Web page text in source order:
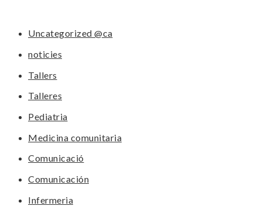
Uncategorized @ca
noticies
Tallers
Talleres
Pediatria
Medicina comunitaria
Comunicació
Comunicación
Infermeria